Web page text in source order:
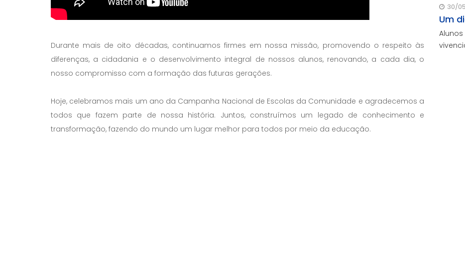
Durante mais de oito décadas, continuamos firmes em nossa missão, promovendo o respeito às
diferenças, a cidadania e o desenvolvimento integral de nossos alunos, renovando, a cada dia, o
nosso compromisso com a formação das futuras gerações.
Hoje, celebramos mais um ano da Campanha Nacional de Escolas da Comunidade e agradecemos a
todos que fazem parte de nossa história. Juntos, construímos um legado de conhecimento e
transformação, fazendo do mundo um lugar melhor para todos por meio da educação.
30/
Um